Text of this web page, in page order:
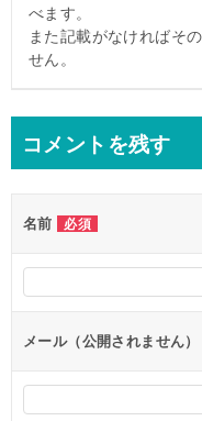
べます。
また記載がなければそ
せん。
コメントを残す
名前 必須
メール（公開されません）